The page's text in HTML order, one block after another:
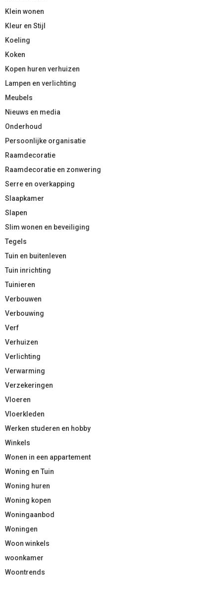
Klein wonen
Kleur en Stijl
Koeling
Koken
Kopen huren verhuizen
Lampen en verlichting
Meubels
Nieuws en media
Onderhoud
Persoonlijke organisatie
Raamdecoratie
Raamdecoratie en zonwering
Serre en overkapping
Slaapkamer
Slapen
Slim wonen en beveiliging
Tegels
Tuin en buitenleven
Tuin inrichting
Tuinieren
Verbouwen
Verbouwing
Verf
Verhuizen
Verlichting
Verwarming
Verzekeringen
Vloeren
Vloerkleden
Werken studeren en hobby
Winkels
Wonen in een appartement
Woning en Tuin
Woning huren
Woning kopen
Woningaanbod
Woningen
Woon winkels
woonkamer
Woontrends